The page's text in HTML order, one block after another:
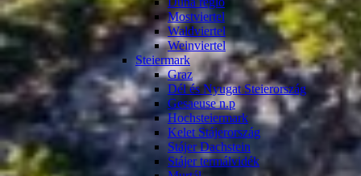
Mostviertel
Waldviertel
Weinviertel
Steiermark
Graz
Dél és Nyugat Steierország
Gesaeuse n.p
Hochsteiermark
Kelet Stájerország
Stájer Dachstein
Stájer termálvidék